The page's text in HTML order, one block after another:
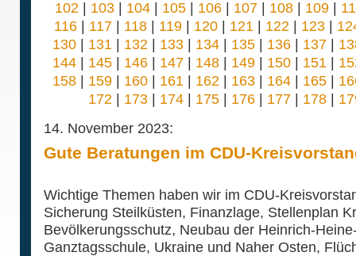
102 | 103 | 104 | 105 | 106 | 107 | 108 | 109 |
116| 117| 118| 119| 120| 121 | 122 | 123|
130| 131 | 132 | 133| 134| 135| 136| 137|
144| 145| 146| 147| 148| 149| 150| 151 |
158| 159| 160| 161 | 162 | 163| 164| 165|
172 | 173| 174| 175| 176| 177| 178|
14. November 2023:
Gute Beratungen im CDU-
Wichtige Themen haben wir im CDU-
Sicherung Steilküsten, Finanzlage, Stellenplan
Bevölkerungsschutz, Neubau der Heinrich-
Ganztagsschule, Ukraine und Naher Osten,